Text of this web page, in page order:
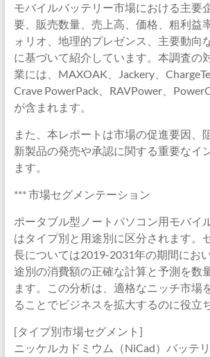
モバイルバッテリー市場における主要
要、販売数量、売上高、価格、粗利益
ォリオ、地理的プレゼンス、主要動向
に基づいて紹介しています。本調査の
業には、MAXOAK、Jackery、
Crave PowerPack、RAVPower、
が含まれます。
また、本レポートは市場の促進要因、
新製品の発売や承認に関する重要なイ
ます。
*** 市場セグメンテーション
ポータブル型ノートパソコン用モバイ
はタイプ別と用途別に区分されます。
長については2019-2031年の期間にお
途別の消費額の正確な計算と予測を数
ます。この分析は、適格なニッチ市場
ることでビジネスを拡大するのに役立
[タイプ別市場セグメント]
ニッケルカドミウム（NiCad）バッテ